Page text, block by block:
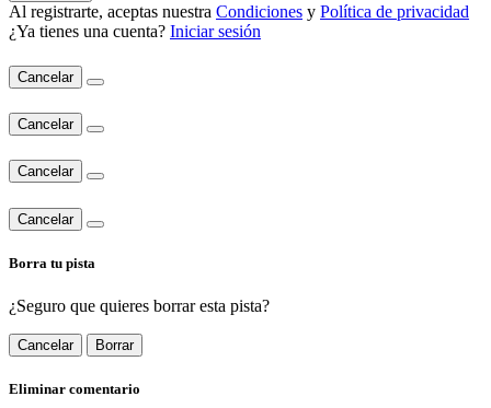
Al registrarte, aceptas nuestra Condiciones y Política de privacidad
¿Ya tienes una cuenta? Iniciar sesión
Cancelar
Cancelar
Cancelar
Cancelar
Borra tu pista
¿Seguro que quieres borrar esta pista?
Cancelar Borrar
Eliminar comentario